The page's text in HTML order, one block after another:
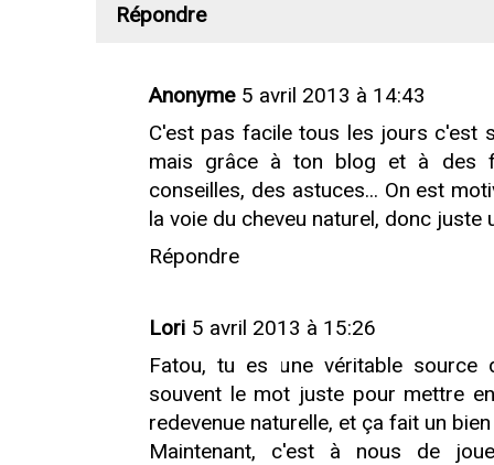
Répondre
Anonyme 5 avril 2013 à 14:43
C'est pas facile tous les jours c'est
mais grâce à ton blog et à des
conseilles, des astuces... On est
la voie du cheveu naturel, donc juste
Répondre
Lori 5 avril 2013 à 15:26
Fatou, tu es une véritable
souvent le mot juste pour mettre
redevenue naturelle, et ça fait un
Maintenant, c'est à nous de